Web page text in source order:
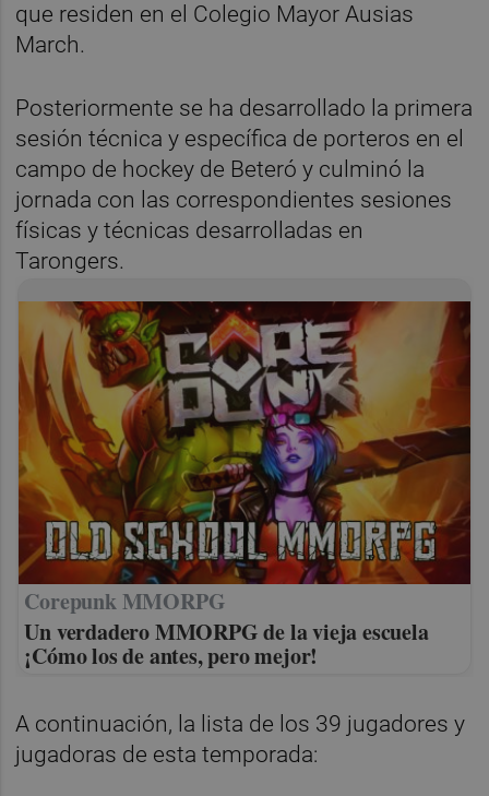
que residen en el Colegio Mayor Ausias
March.
Posteriormente se ha desarrollado la primera
sesión técnica y específica de porteros en el
campo de hockey de Beteró y culminó la
jornada con las correspondientes sesiones
físicas y técnicas desarrolladas en
Tarongers.
Corepunk MMORPG
Un verdadero MMORPG de la vieja escuela
¡Cómo los de antes, pero mejor!
A continuación, la lista de los 39 jugadores y
jugadoras de esta temporada: